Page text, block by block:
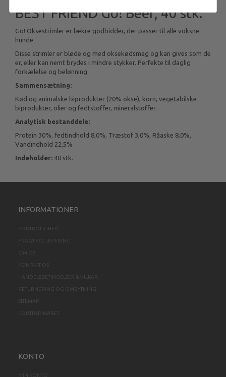
BEST FRIEND Go! Beef, 40 stk.
Go! Oksestrimler er lækre godbidder, der passer til alle voksne
hunde.
Disse strimler er bløde og med oksekødsmag og kan gives som de
er, eller kan nemt brydes i mindre stykker. Perfekte til daglig
forkælelse og belønning.
Sammensætning:
Kød og animalske biprodukter (20% okse), korn, vegetabilske
biprodukter, olier og fedtstoffer, mineralstoffer.
Analytisk bestanddele:
Protein 30%, fedtindhold 8,0%, Træstof 3,0%, Råaske 8,0%,
Vandindhold 22,5%
Indeholder: 40 stk.
INFORMATIONER
FORTROLIGHED
FRAGT OG LEVERING
OM OS
KONTAKT OS
HANDELSBETINGELSER & VILKÅR
RETURNERING OG OMBYTNING
SITEMAP
FORTRYD KØBET
KONTO
MIN KONTO